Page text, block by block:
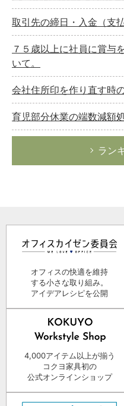
取引先の締日・入金（支
７５歳以上に社員に賞与
いて。
会社住所印を作り直す時
育児部分休業の端数減額
ラン
オフィスの快適を維持
する小さな取り組み。
アイデアレシピを公開
4,000アイテム以上が揃う
コクヨ家具初の
公式オンラインショップ